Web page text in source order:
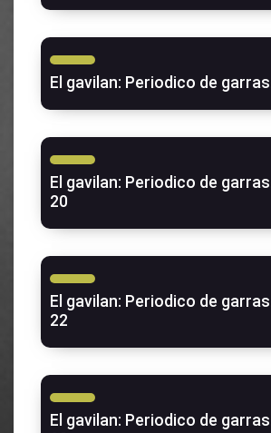
El gavilan: Periodico de
El gavilan: Periodico de
20
El gavilan: Periodico de
22
El gavilan: Periodico de